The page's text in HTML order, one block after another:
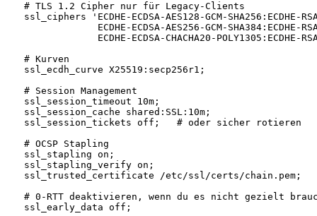
# TLS 1.2 Cipher nur für Legacy-Clients
ssl_ciphers 'ECDHE-ECDSA-AES128-GCM-SHA256:ECDHE-
ECDHE-ECDSA-AES256-GCM-SHA384:ECDHE-
ECDHE-ECDSA-CHACHA20-POLY1305:ECDHE-
# Kurven
ssl_ecdh_curve X25519:secp256r1;
# Session Management
ssl_session_timeout 10m;
ssl_session_cache shared:SSL:10m;
ssl_session_tickets off;   # oder sicher rotieren
# OCSP Stapling
ssl_stapling on;
ssl_stapling_verify on;
ssl_trusted_certificate /etc/ssl/certs/chain.pem;
# 0-RTT deaktivieren, wenn du es nicht gezielt
ssl_early_data off;